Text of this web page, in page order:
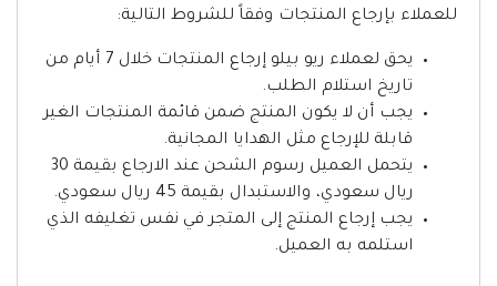
للعملاء بإرجاع المنتجات وفقاً للشروط التالية:
يحق لعملاء ريو بيلو إرجاع المنتجات خلال 7 أيام من
تاريخ استلام الطلب.
يجب أن لا يكون المنتج ضمن قائمة المنتجات الغير
قابلة للإرجاع مثل الهدايا المجانية.
يتحمل العميل رسوم الشحن عند الارجاع بقيمة 30
ريال سعودي، والاستبدال بقيمة 45 ريال سعودي.
يجب إرجاع المنتج إلى المتجر في نفس تغليفه الذي
استلمه به العميل.